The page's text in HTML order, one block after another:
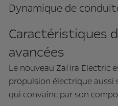
Dynamique de
Caractéristiques
avancées
Le nouveau Zafira Electric
propulsion électrique aussi
qui convainc par son